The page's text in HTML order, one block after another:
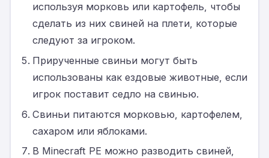
используя морковь или картофель, чтобы
сделать из них свиней на плети, которые
следуют за игроком.
Прирученные свиньи могут быть
использованы как ездовые животные, если
игрок поставит седло на свинью.
Свиньи питаются морковью, картофелем,
сахаром или яблоками.
В Minecraft PE можно разводить свиней,